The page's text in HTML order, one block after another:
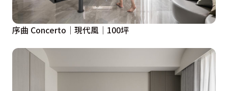
序曲 Concerto│現代風│100坪